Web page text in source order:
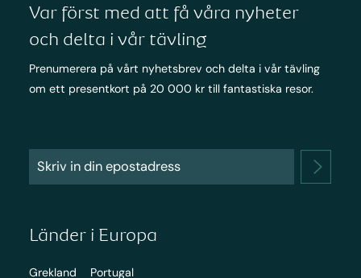
Var först med att få våra nyheter
och delta i vår tävling
Prenumerera på vårt nyhetsbrev och delta i vår tävling
om ett presentkort på 20 000 kr till fantastiska resor.
Länder i Europa
Grekland
Portugal